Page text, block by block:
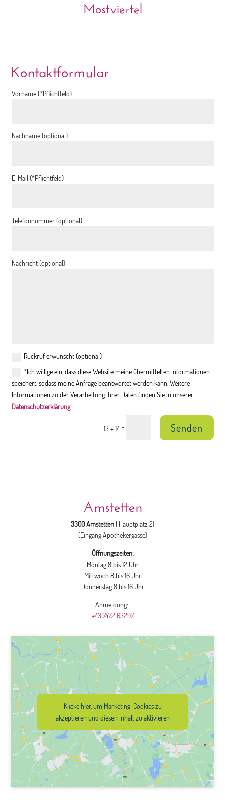
Mostviertel
Kontaktformular
Vorname (*Pflichtfeld)
Nachname (optional)
E-Mail (*Pflichtfeld)
Telefonnummer (optional)
Nachricht (optional)
Rückruf erwünscht (optional)
*Ich willige ein, dass diese Website meine übermittelten Informationen
speichert, sodass meine Anfrage beantwortet werden kann. Weitere
Informationen zu der Verarbeitung Ihrer Daten finden Sie in unserer
Datenschutzerklärung
13 + 14 = Senden
Amstetten
3300 Amstetten | Hauptplatz 21
(Eingang Apothekergasse)
Öffnungszeiten:
Montag 8 bis 12 Uhr
Mittwoch 8 bis 16 Uhr
Donnerstag 8 bis 16 Uhr
Anmeldung:
+43 7472 63297
Klicke hier, um Marketing-Cookies zu
akzeptieren und diesen Inhalt zu aktivieren